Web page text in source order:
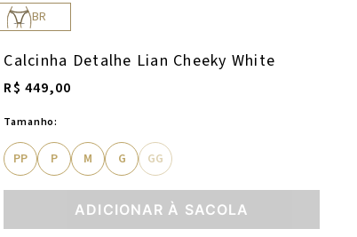
BR
Calcinha Detalhe Lian Cheeky White
R$ 449,00
Tamanho:
PP P M G GG
ADICIONAR À SACOLA